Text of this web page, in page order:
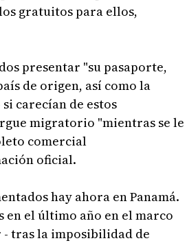
gratuitos para ellos,
presentar "su pasaporte,
de origen, así como la
carecían de estos
migratorio "mientras se le
comercial
oficial.
hay ahora en Panamá.
en el último año en el marco
tras la imposibilidad de